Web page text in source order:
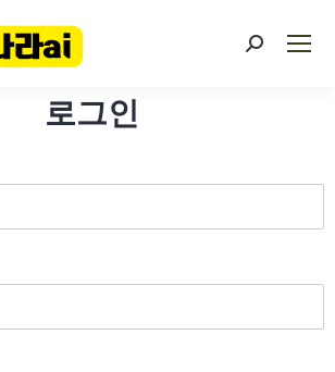
로그인